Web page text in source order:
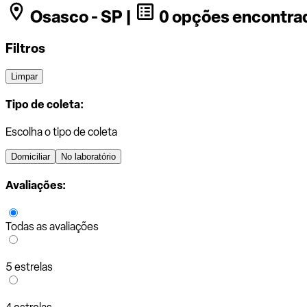
Osasco - SP | 0 opções
Filtros
Limpar
Tipo de coleta:
Escolha o tipo de coleta
Domiciliar No laboratório
Avaliações:
Todas as avaliações
5 estrelas